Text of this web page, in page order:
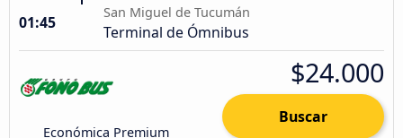
01:45
San Miguel de Tucumán
Terminal de Ómnibus
Económica Premium
$24.000
Buscar